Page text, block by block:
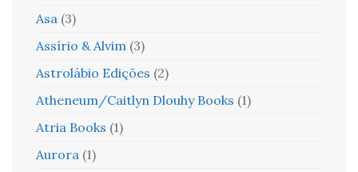
Asa (3)
Assírio & Alvim (3)
Astrolábio Edições (2)
Atheneum/Caitlyn Dlouhy Books (1)
Atria Books (1)
Aurora (1)